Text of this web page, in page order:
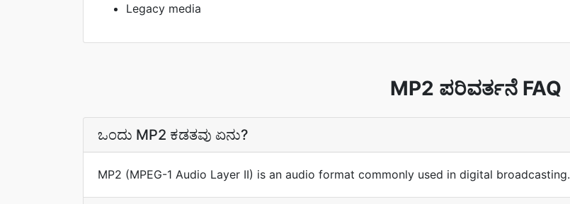
Legacy media
MP2 ಪರಿವರ್ತನೆ FAQ
ಒಂದು MP2 ಕಡತವು ಏನು?
MP2 (MPEG-1 Audio Layer II) is an audio format commonly used in digital broadcasting.